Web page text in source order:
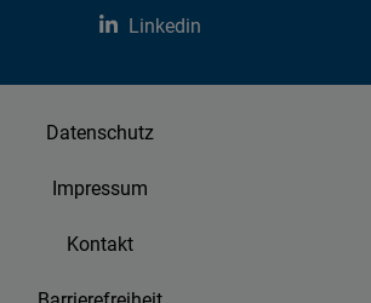
Linkedin
Datenschutz
Impressum
Kontakt